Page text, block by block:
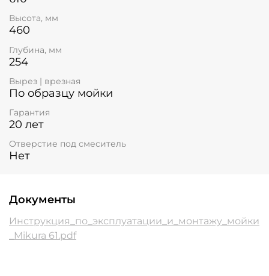
Высота, мм
460
Глубина, мм
254
Вырез | врезная
По образцу мойки
Гарантия
20 лет
Отверстие под смеситель
Нет
Документы
Инструкция_по_эксплуатации_и_монтажу_мойки
_Mikura 61.pdf